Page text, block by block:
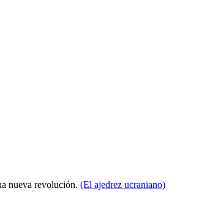
nueva revolución. (El ajedrez ucraniano)